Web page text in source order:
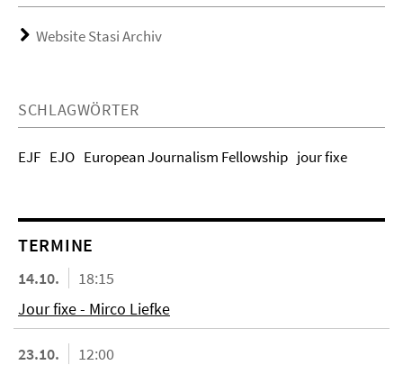
Website Stasi Archiv
SCHLAGWÖRTER
EJF EJO European Journalism Fellowship jour fixe
TERMINE
14.10.
18:15
Jour fixe - Mirco Liefke
23.10.
12:00